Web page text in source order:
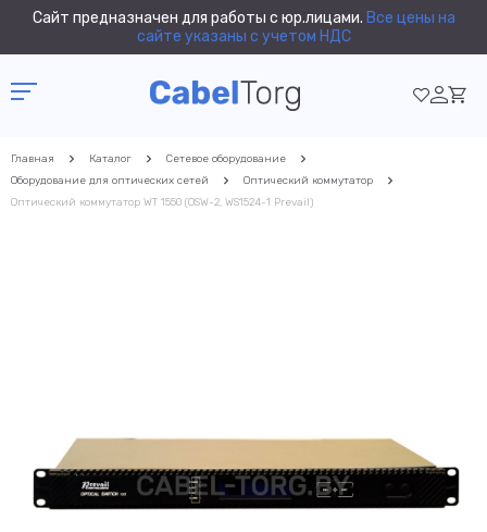
Сайт предназначен для работы с юр.лицами. Все цены на
сайте указаны с учетом НДС
Главная Каталог
Сетевое оборудование
Оборудование для оптических сетей
Оптический коммутатор
Оптический коммутатор WT 1550 (OSW-2, WS1524-1 Prevail)